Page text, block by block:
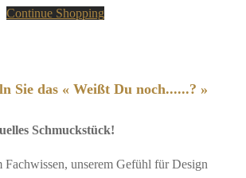
Continue Shopping
Sie das « Weißt Du noch......? »
Schmuckstück!
Fachwissen, unserem Gefühl für Design